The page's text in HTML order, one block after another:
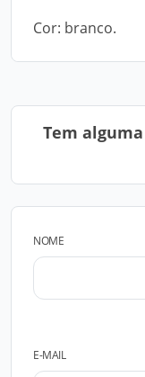
Cor: branco.
Tem
NOME
E-MAIL